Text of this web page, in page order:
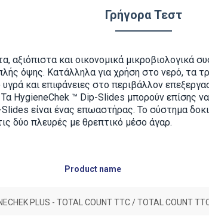
Γρήγορα Τεστ
αξιόπιστα και οικονομικά μικροβιολογικά
όψης. Κατάλληλα για χρήση στο νερό, τα
και επιφάνειες στο περιβάλλον
HygieneChek ™ Dip-Slides μπορούν επίσης
Slides είναι ένας επωαστήρας. Το σύστημα
δύο πλευρές με θρεπτικό μέσο άγαρ.
Product name
PLUS - TOTAL COUNT TTC / TOTAL COUNT